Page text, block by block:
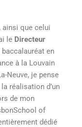
ainsi que celui
le Directeur
en
à la Louvain
Neuve, je pense
réalisation d’un
de mon
of
dédié